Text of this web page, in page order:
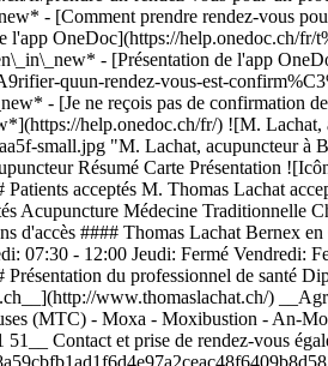
- [Comment prendre rendez-vous
l'app OneDoc](https://help.onedoc.ch/
- [Présentation de l'app
quun-rendez-vous-est-
- [Je ne reçois pas de confirmation
help.onedoc.ch/fr/) ![M. Lachat,
small.jpg "M. Lachat, acupuncteur
Résumé Carte Présentation
acceptés M. Thomas Lachat
Acupuncture Médecine Traditionnelle
d'accès #### Thomas Lachat Bernex
- 12:00 Jeudi: Fermé Vendredi:
du professionnel de santé
www.thomaslachat.ch/)
(MTC) - Moxa - Moxibustion - An-Mo
Contact et prise de rendez-vous